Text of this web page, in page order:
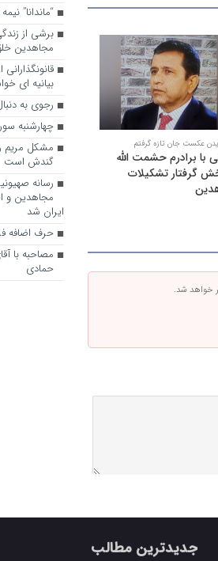
عکست جان تازه گرفتم
با برادرم حشمت الله
گرفتار تشکیلات
خواهد شد.
“ماندانا”
برشی از
مجاهدین
بیانیه ای
رجوی به
چهارشنبه
مشکل
گندش است
رسانه
مجاهدین و
ایران شد
حرف اضافه
مصاحبه با
حمادی
جدیدترین مطالب